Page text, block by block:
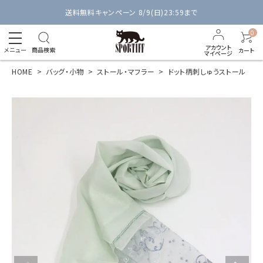
送料無料キャンペーン 8/9(日)23:59まで
メニュー 商品検索 アカウント
マイページ
0
カート
HOME バッグ・小物 ストール・マフラー ドット柄刺しゅうストール